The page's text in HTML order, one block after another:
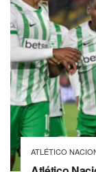
ATLÉTICO